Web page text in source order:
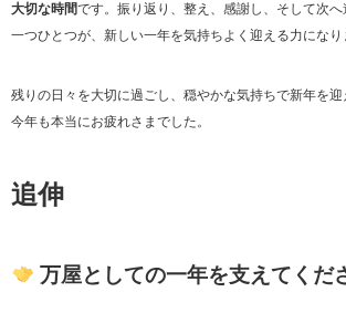
大切な時間です。振り返り、整え、感謝し、そして次
一つひとつが、新しい一年を気持ちよく迎える力になり
残りの日々を大切に過ごし、穏やかな気持ちで新年を迎
今年も本当にお疲れさまでした。
追伸
万屋としての一年を支えてくだ